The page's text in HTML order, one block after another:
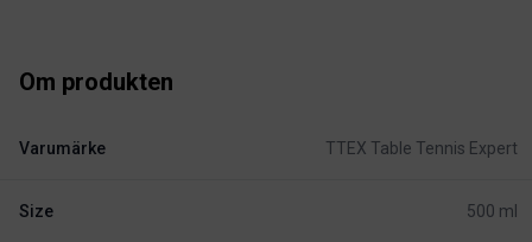
Om produkten
Varumärke TTEX Table Tennis Expert
Size 500 ml